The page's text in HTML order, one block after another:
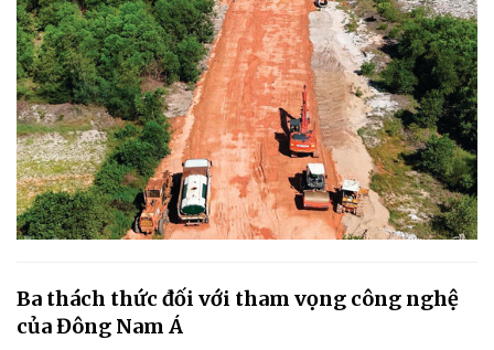
Ba thách thức đối với tham vọng công nghệ
của Đông Nam Á